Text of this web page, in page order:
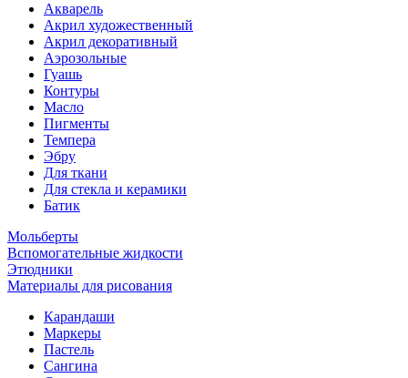
Акварель
Акрил художественный
Акрил декоративный
Аэрозольные
Гуашь
Контуры
Масло
Пигменты
Темпера
Эбру
Для ткани
Для стекла и керамики
Батик
Мольберты
Вспомогательные жидкости
Этюдники
Материалы для рисования
Карандаши
Маркеры
Пастель
Сангина